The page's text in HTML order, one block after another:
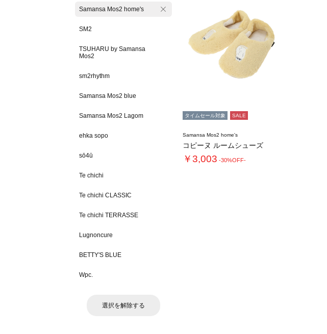
Samansa Mos2 home's
SM2
TSUHARU by Samansa
Mos2
sm2rhythm
Samansa Mos2 blue
Samansa Mos2 Lagom
ehka sopo
sō4ū
Te chichi
Te chichi CLASSIC
Te chichi TERRASSE
Lugnoncure
BETTY'S BLUE
Wpc.
選択を解除する
タイムセール対象 SALE
Samansa Mos2 home's
コピーヌ ルームシューズ
￥3,003 -30%OFF-